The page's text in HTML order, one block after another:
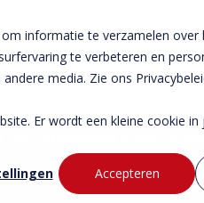
informatie te verzamelen
te verbeteren en
media. Zie ons
Er wordt een kleine cookie
Accepteren
standbeeld ir lely op